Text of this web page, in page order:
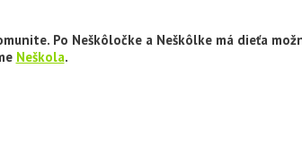
Po Neškôločke a Neškôlke má dieťa
Neškola.